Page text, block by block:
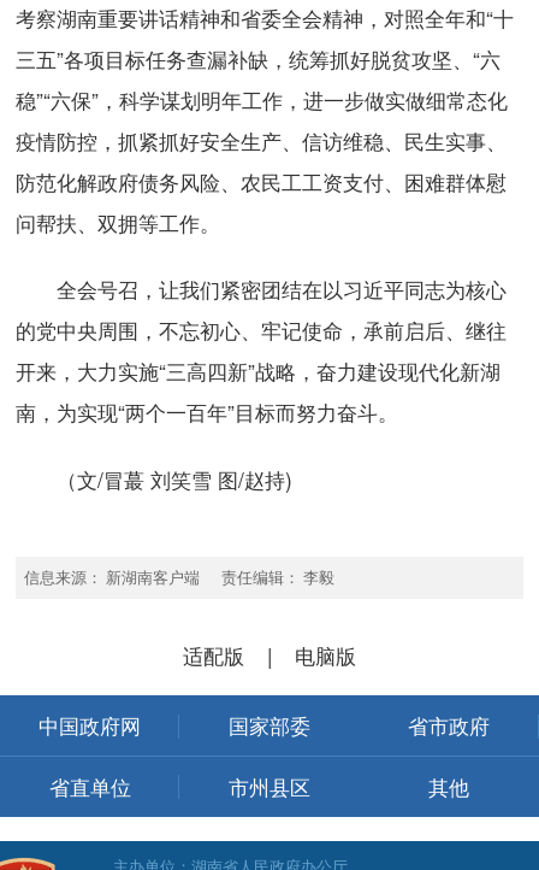
考察湖南重要讲话精神和省委全会精神，对照全年和“十
三五”各项目标任务查漏补缺，统筹抓好脱贫攻坚、“六
稳”“六保”，科学谋划明年工作，进一步做实做细常态化
疫情防控，抓紧抓好安全生产、信访维稳、民生实事、
防范化解政府债务风险、农民工工资支付、困难群体慰
问帮扶、双拥等工作。
全会号召，让我们紧密团结在以习近平同志为核心
的党中央周围，不忘初心、牢记使命，承前启后、继往
开来，大力实施“三高四新”战略，奋力建设现代化新湖
南，为实现“两个一百年”目标而努力奋斗。
（文/冒蕞 刘笑雪 图/赵持)
信息来源： 新湖南客户端 责任编辑： 李毅
适配版 | 电脑版
中国政府网 国家部委 省市政府
省直单位 市州县区 其他